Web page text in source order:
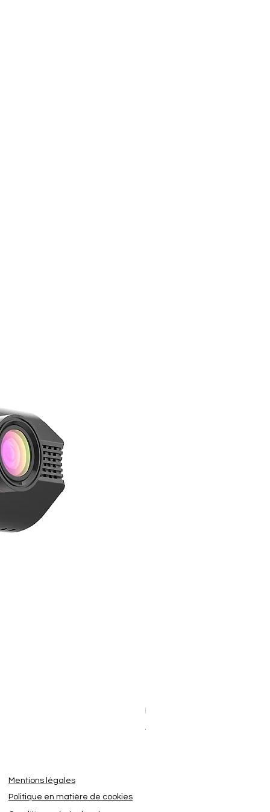
Dashcam BlackVue Elite 8-
À partir de
Mentions légales
Politique en matière de cookies